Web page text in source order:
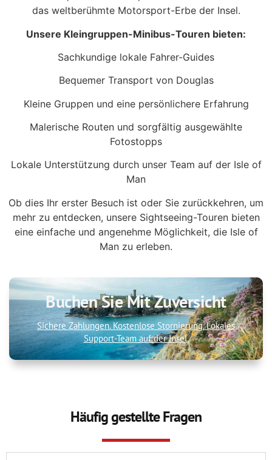
das weltberühmte Motorsport-Erbe der Insel.
Unsere Kleingruppen-Minibus-Touren bieten:
Sachkundige lokale Fahrer-Guides
Bequemer Transport von Douglas
Kleine Gruppen und eine persönlichere Erfahrung
Malerische Routen und sorgfältig ausgewählte
Fotostopps
Lokale Unterstützung durch unser Team auf der Isle of
Man
Ob dies Ihr erster Besuch ist oder Sie zurückkehren, um
mehr zu entdecken, unsere Sightseeing-Touren bieten
eine einfache und angenehme Möglichkeit, die Isle of
Man zu erleben.
Buchen Sie Mit Zuversicht
Sichere Zahlungen. Kostenlose Stornierung. Lokales
Support-Team auf der Insel.
Häufig gestellte Fragen